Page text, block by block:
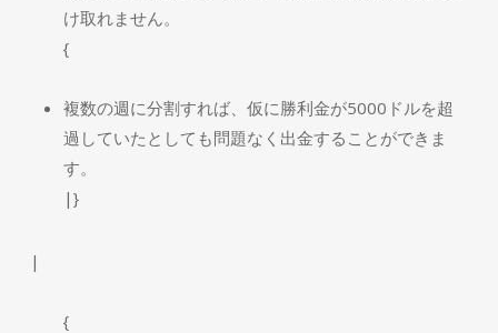
け取れません。
{
複数の週に分割すれば、仮に勝利金が5000ドルを超
過していたとしても問題なく出金することができま
す。
|}
|
{